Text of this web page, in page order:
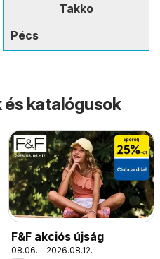
Takko
Pécs
katalógusok
F&F akciós újság
08.06. - 2026.08.12.